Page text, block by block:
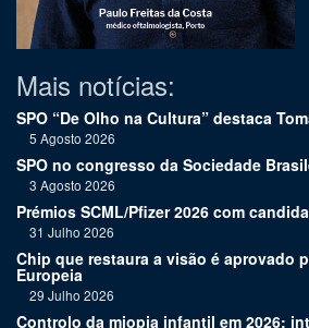
Mais notícias:
SPO “De Olho na Cultura” destaca
5 Agosto 2026
SPO no congresso da Sociedade
3 Agosto 2026
Prémios SCML/Pfizer 2026 com
31 Julho 2026
Chip que restaura a visão é aprovado
Europeia
29 Julho 2026
Controlo da miopia infantil em 2026: